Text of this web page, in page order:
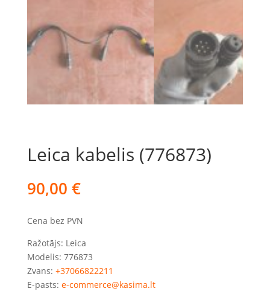
Leica kabelis (776873)
90,00 €
Cena bez PVN
Ražotājs: Leica
Modelis: 776873
Zvans: +37066822211
E-pasts: e-commerce@kasima.lt